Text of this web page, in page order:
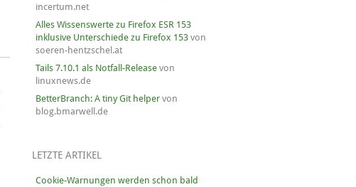
incertum.net
Alles Wissenswerte zu Firefox ESR 153
inklusive Unterschiede zu Firefox 153 von
soeren-hentzschel.at
Tails 7.10.1 als Notfall-Release von
linuxnews.de
BetterBranch: A tiny Git helper von
blog.bmarwell.de
LETZTE ARTIKEL
Cookie-Warnungen werden schon bald